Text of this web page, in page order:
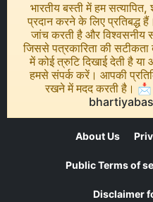
भारतीय बस्ती में हम
प्रदान करने के लिए प्रतिबद्ध
जांच करती है और विश्वसनीय
जिससे पत्रकारिता की
में कोई त्रुटि दिखाई देती है
हमसे संपर्क करें। आपकी
रखने में मदद करती है। 📩
About Us
Public Terms of
Disclaimer